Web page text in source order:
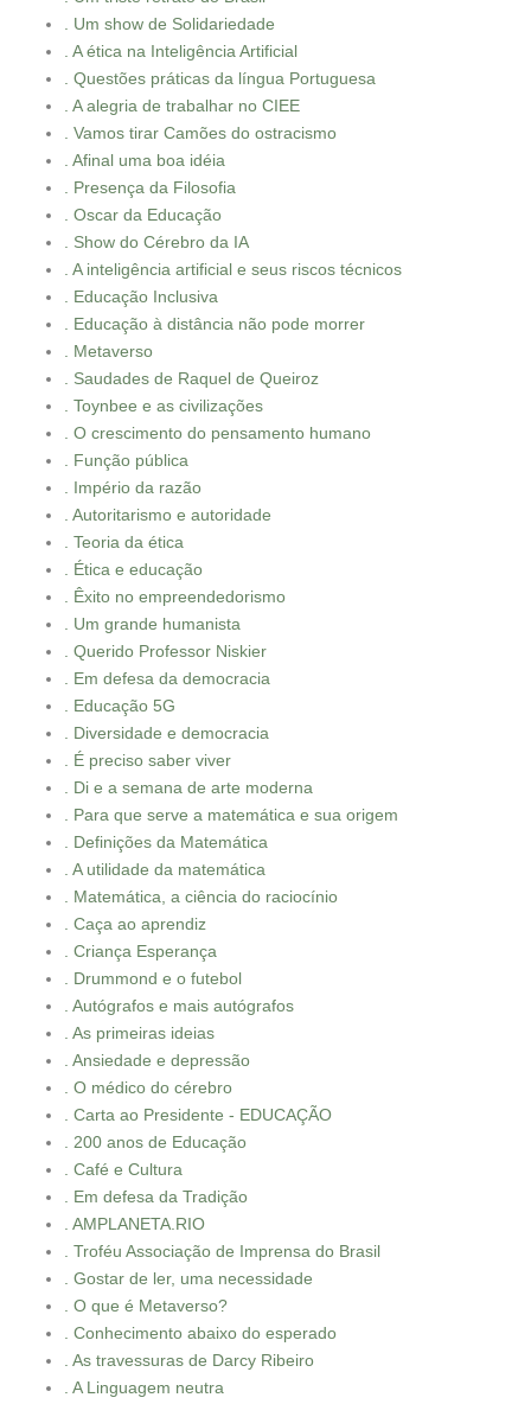
. Um show de Solidariedade
. A ética na Inteligência Artificial
. Questões práticas da língua Portuguesa
. A alegria de trabalhar no CIEE
. Vamos tirar Camões do ostracismo
. Afinal uma boa idéia
. Presença da Filosofia
. Oscar da Educação
. Show do Cérebro da IA
. A inteligência artificial e seus riscos técnicos
. Educação Inclusiva
. Educação à distância não pode morrer
. Metaverso
. Saudades de Raquel de Queiroz
. Toynbee e as civilizações
. O crescimento do pensamento humano
. Função pública
. Império da razão
. Autoritarismo e autoridade
. Teoria da ética
. Ética e educação
. Êxito no empreendedorismo
. Um grande humanista
. Querido Professor Niskier
. Em defesa da democracia
. Educação 5G
. Diversidade e democracia
. É preciso saber viver
. Di e a semana de arte moderna
. Para que serve a matemática e sua origem
. Definições da Matemática
. A utilidade da matemática
. Matemática, a ciência do raciocínio
. Caça ao aprendiz
. Criança Esperança
. Drummond e o futebol
. Autógrafos e mais autógrafos
. As primeiras ideias
. Ansiedade e depressão
. O médico do cérebro
. Carta ao Presidente - EDUCAÇÃO
. 200 anos de Educação
. Café e Cultura
. Em defesa da Tradição
. AMPLANETA.RIO
. Troféu Associação de Imprensa do Brasil
. Gostar de ler, uma necessidade
. O que é Metaverso?
. Conhecimento abaixo do esperado
. As travessuras de Darcy Ribeiro
. A Linguagem neutra